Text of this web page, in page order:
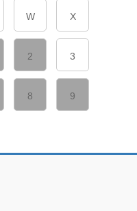
W X
2 3
8 9